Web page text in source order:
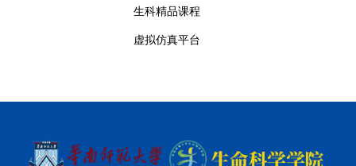
生科精品课程
虚拟仿真平台